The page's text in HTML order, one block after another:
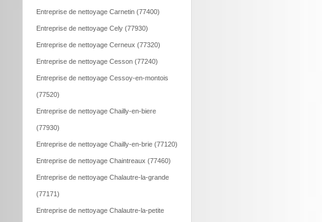
Entreprise de nettoyage Carnetin (77400)
Entreprise de nettoyage Cely (77930)
Entreprise de nettoyage Cerneux (77320)
Entreprise de nettoyage Cesson (77240)
Entreprise de nettoyage Cessoy-en-montois
(77520)
Entreprise de nettoyage Chailly-en-biere
(77930)
Entreprise de nettoyage Chailly-en-brie (77120)
Entreprise de nettoyage Chaintreaux (77460)
Entreprise de nettoyage Chalautre-la-grande
(77171)
Entreprise de nettoyage Chalautre-la-petite